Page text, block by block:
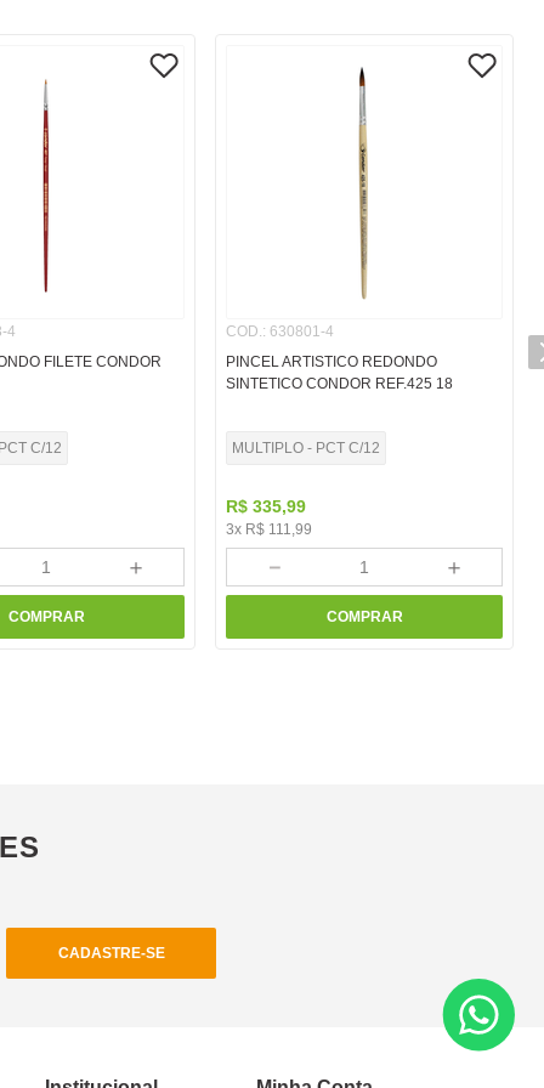
4
FILETE CONDOR
C/12
＋
COMPRAR
COD.: 630801-4
PINCEL ARTISTICO REDONDO
SINTETICO CONDOR REF.425 18
MULTIPLO - PCT C/12
R$ 335,99
3x R$ 111,99
＋
－
COMPRAR
CADASTRE-SE